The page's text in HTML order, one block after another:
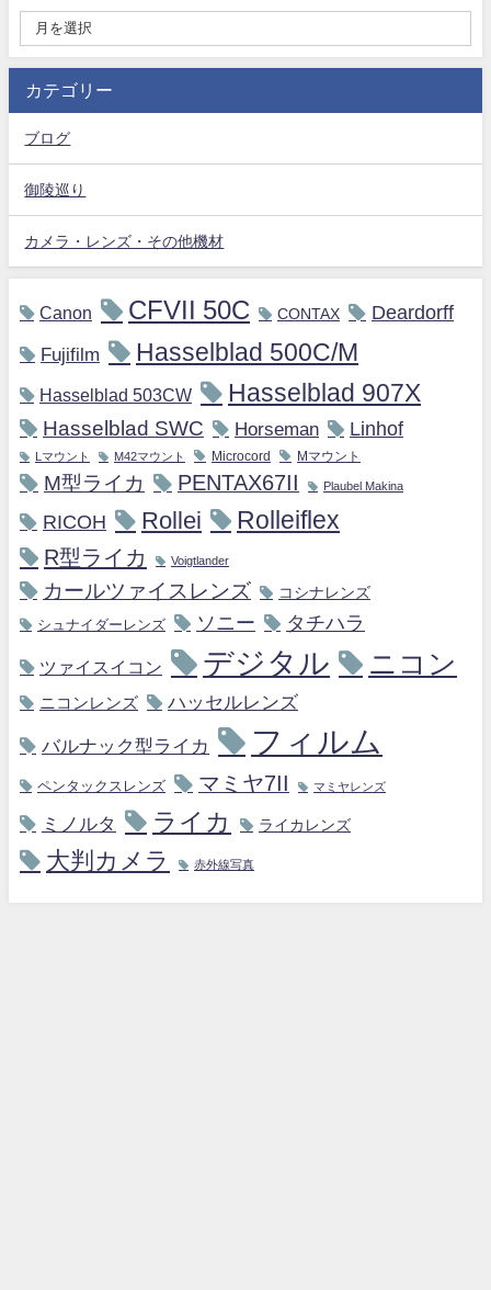
カテゴリー
ブログ
御陵巡り
カメラ・レンズ・その他機材
Canon CFVII 50C CONTAX Deardorff
Fujifilm Hasselblad 500C/M
Hasselblad 503CW Hasselblad 907X
Hasselblad SWC Horseman Linhof
Lマウント M42マウント Microcord Mマウント
M型ライカ PENTAX67II Plaubel Makina
RICOH Rollei Rolleiflex
R型ライカ Voigtlander
カールツァイスレンズ コシナレンズ
シュナイダーレンズ ソニー タチハラ
ツァイスイコン デジタル ニコン
ニコンレンズ ハッセルレンズ
バルナック型ライカ フィルム
ペンタックスレンズ マミヤ7II マミヤレンズ
ミノルタ ライカ ライカレンズ
大判カメラ 赤外線写真